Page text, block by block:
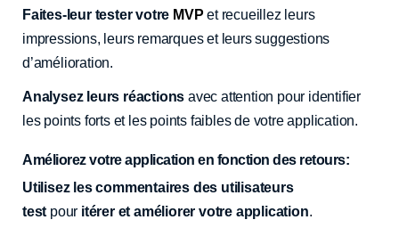
Faites-leur tester votre MVP et recueillez leurs
impressions, leurs remarques et leurs suggestions
d’amélioration.
Analysez leurs réactions avec attention pour identifier
les points forts et les points faibles de votre application.
Améliorez votre application en fonction des retours:
Utilisez les commentaires des utilisateurs
test pour itérer et améliorer votre application.